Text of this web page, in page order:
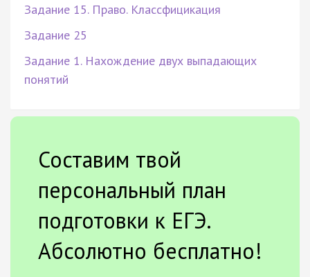
Задание 15. Право. Классфицикация
Задание 25
Задание 1. Нахождение двух выпадающих
понятий
Составим твой
персональный план
подготовки к ЕГЭ.
Абсолютно бесплатно!